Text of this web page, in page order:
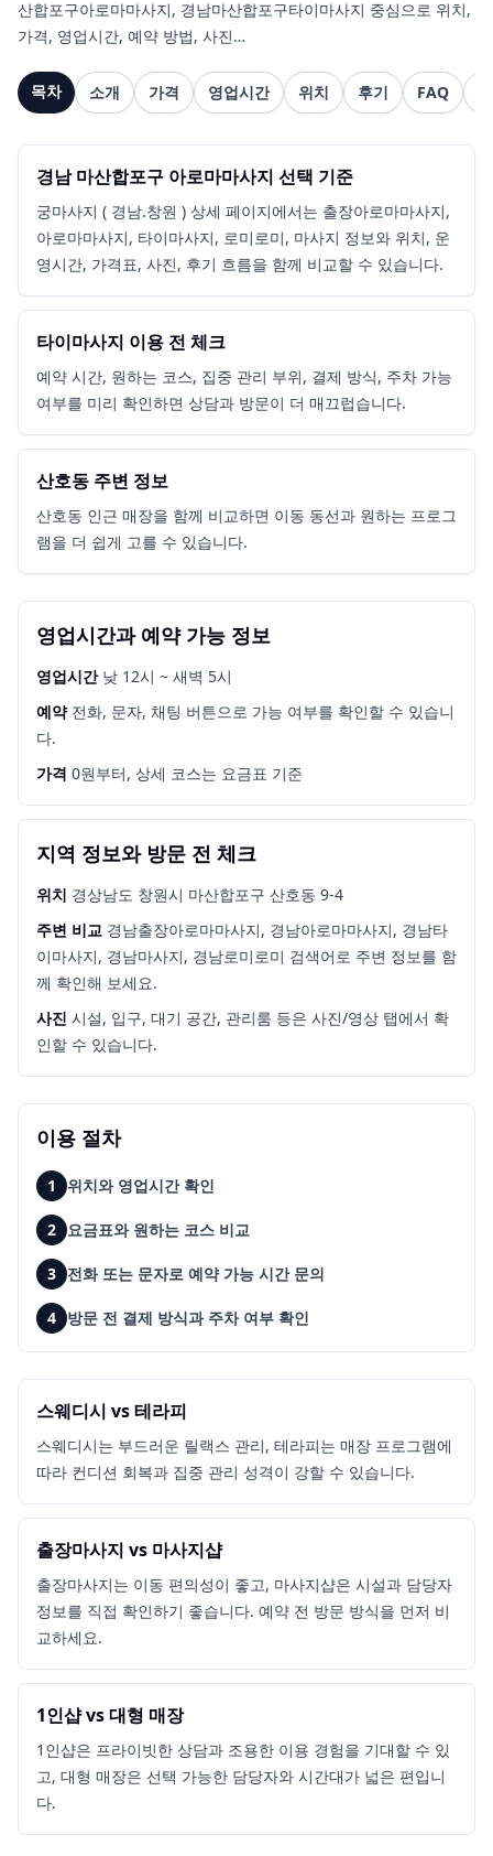
산합포구아로마마사지, 경남마산합포구타이마사지 중심으로 위치,
가격, 영업시간, 예약 방법, 사진…
목차 소개 가격 영업시간 위치 후기 FAQ
경남 마산합포구 아로마마사지 선택 기준
궁마사지 ( 경남.창원 ) 상세 페이지에서는 출장아로마마사지,
아로마마사지, 타이마사지, 로미로미, 마사지 정보와 위치, 운
영시간, 가격표, 사진, 후기 흐름을 함께 비교할 수 있습니다.
타이마사지 이용 전 체크
예약 시간, 원하는 코스, 집중 관리 부위, 결제 방식, 주차 가능
여부를 미리 확인하면 상담과 방문이 더 매끄럽습니다.
산호동 주변 정보
산호동 인근 매장을 함께 비교하면 이동 동선과 원하는 프로그
램을 더 쉽게 고를 수 있습니다.
영업시간과 예약 가능 정보
영업시간 낮 12시 ~ 새벽 5시
예약 전화, 문자, 채팅 버튼으로 가능 여부를 확인할 수 있습니
다.
가격 0원부터, 상세 코스는 요금표 기준
지역 정보와 방문 전 체크
위치 경상남도 창원시 마산합포구 산호동 9-4
주변 비교 경남출장아로마마사지, 경남아로마마사지, 경남타
이마사지, 경남마사지, 경남로미로미 검색어로 주변 정보를 함
께 확인해 보세요.
사진 시설, 입구, 대기 공간, 관리룸 등은 사진/영상 탭에서 확
인할 수 있습니다.
이용 절차
1 위치와 영업시간 확인
2 요금표와 원하는 코스 비교
3 전화 또는 문자로 예약 가능 시간 문의
4 방문 전 결제 방식과 주차 여부 확인
스웨디시 vs 테라피
스웨디시는 부드러운 릴랙스 관리, 테라피는 매장 프로그램에
따라 컨디션 회복과 집중 관리 성격이 강할 수 있습니다.
출장마사지 vs 마사지샵
출장마사지는 이동 편의성이 좋고, 마사지샵은 시설과 담당자
정보를 직접 확인하기 좋습니다. 예약 전 방문 방식을 먼저 비
교하세요.
1인샵 vs 대형 매장
1인샵은 프라이빗한 상담과 조용한 이용 경험을 기대할 수 있
고, 대형 매장은 선택 가능한 담당자와 시간대가 넓은 편입니
다.